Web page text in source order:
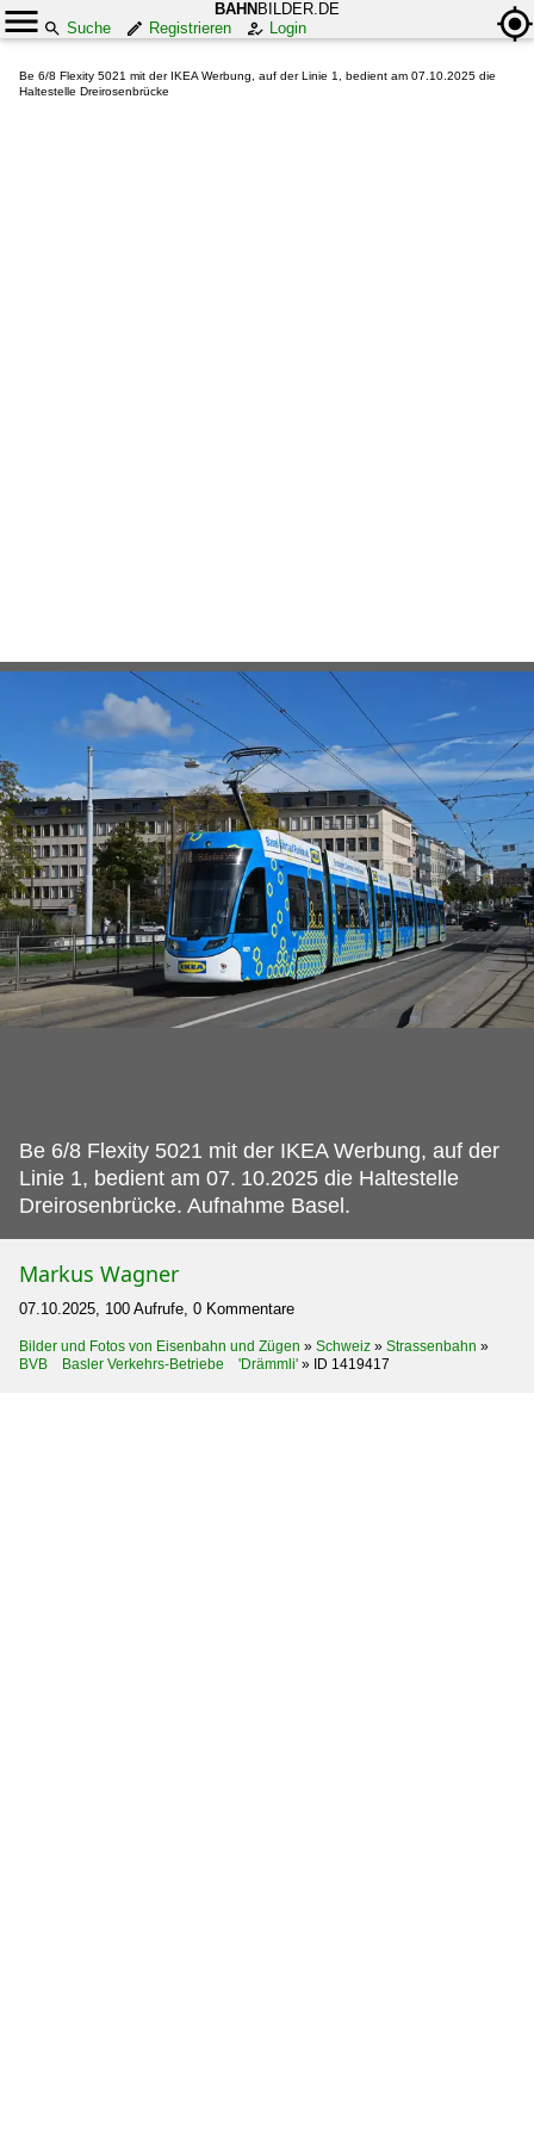
BAHN BILDER.DE
Suche
Registrieren Login
Be 6/8 Flexity 5021 mit der IKEA Werbung, auf der Linie 1, bedient am 07.10.2025 die
Haltestelle Dreirosenbrücke
Be 6/8 Flexity 5021 mit der IKEA Werbung, auf der
Linie 1, bedient am 07. 10.2025 die Haltestelle
Dreirosenbrücke. Aufnahme Basel.
Markus Wagner
07.10.2025, 100 Aufrufe, 0 Kommentare
Bilder und Fotos von Eisenbahn und Zügen » Schweiz » Strassenbahn »
BVB Basler Verkehrs-Betriebe 'Drämmli' » ID 1419417